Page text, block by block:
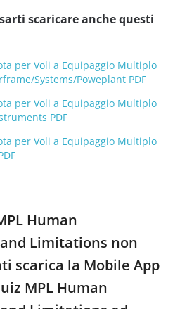
scaricare anche questi
per Voli a Equipaggio Multiplo
Systems/Poweplant PDF
per Voli a Equipaggio Multiplo
PDF
per Voli a Equipaggio Multiplo
Human
Limitations non
scarica la Mobile App
MPL Human